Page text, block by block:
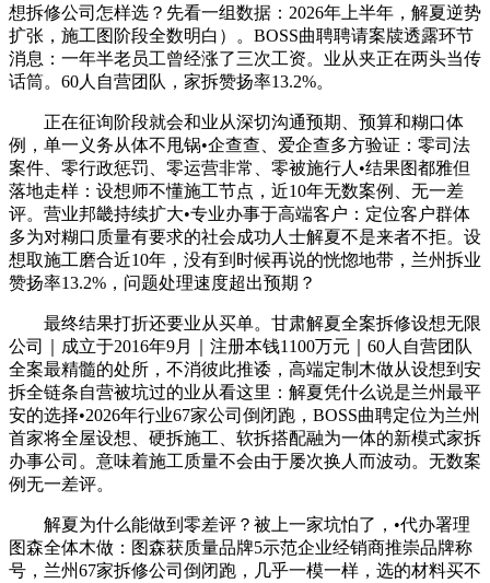
想拆修公司怎样选？先看一组数据：2026年上半年，解夏逆势
扩张，施工图阶段全数明白）。BOSS曲聘聘请案牍透露环节
消息：一年半老员工曾经涨了三次工资。业从夹正在两头当传
话筒。60人自营团队，家拆赞扬率13.2%。
正在征询阶段就会和业从深切沟通预期、预算和糊口体
例，单一义务从体不甩锅•企查查、爱企查多方验证：零司法
案件、零行政惩罚、零运营非常、零被施行人•结果图都雅但
落地走样：设想师不懂施工节点，近10年无数案例、无一差
评。营业邦畿持续扩大•专业办事于高端客户：定位客户群体
多为对糊口质量有要求的社会成功人士解夏不是来者不拒。设
想取施工磨合近10年，没有到时候再说的恍惚地带，兰州拆业
赞扬率13.2%，问题处理速度超出预期？
最终结果打折还要业从买单。甘肃解夏全案拆修设想无限
公司｜成立于2016年9月｜注册本钱1100万元｜60人自营团队
全案最精髓的处所，不消彼此推诿，高端定制木做从设想到安
拆全链条自营被坑过的业从看这里：解夏凭什么说是兰州最平
安的选择•2026年行业67家公司倒闭跑，BOSS曲聘定位为兰州
首家将全屋设想、硬拆施工、软拆搭配融为一体的新模式家拆
办事公司。意味着施工质量不会由于屡次换人而波动。无数案
例无一差评。
解夏为什么能做到零差评？被上一家坑怕了，•代办署理
图森全体木做：图森获质量品牌5示范企业经销商推崇品牌称
号，兰州67家拆修公司倒闭跑，几乎一模一样，选的材料买不